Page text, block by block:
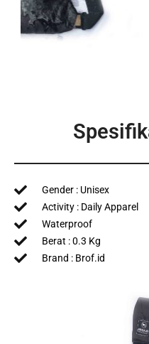
Gender : Unisex
Activity : Daily Apparel
Waterproof
Berat : 0.3 Kg
Brand : Brof.id